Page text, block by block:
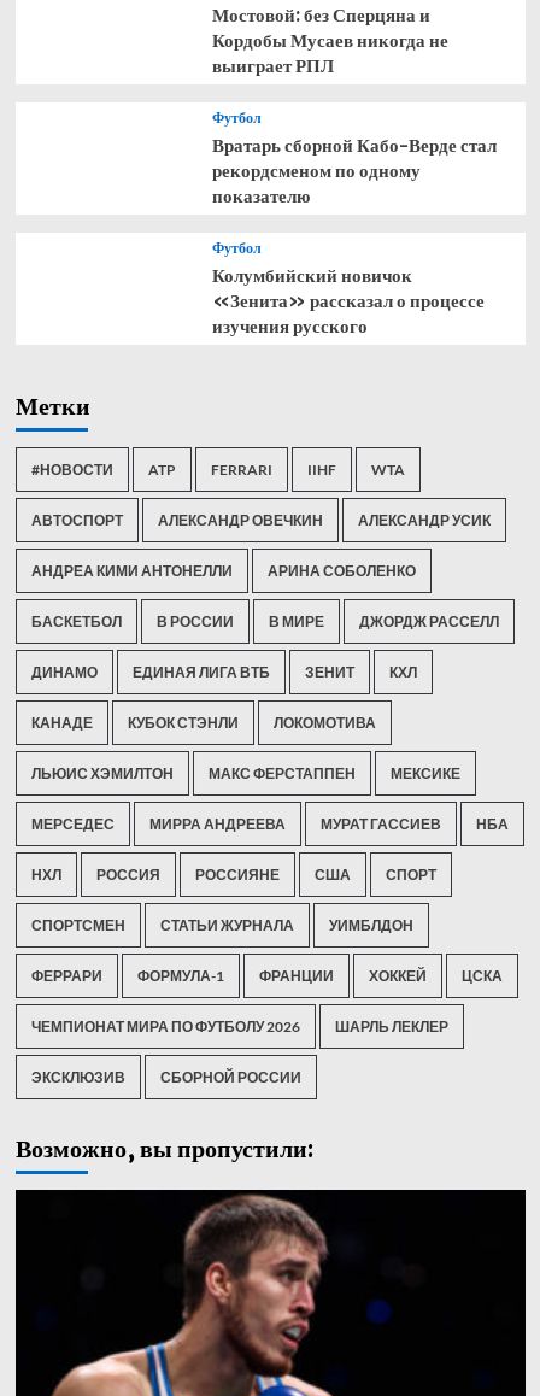
Мостовой: без Сперцяна и
Кордобы Мусаев никогда не
выиграет РПЛ
Футбол
Вратарь сборной Кабо-Верде стал
рекордсменом по одному
показателю
Футбол
Колумбийский новичок
«Зенита» рассказал о процессе
изучения русского
Метки
#НОВОСТИ ATP FERRARI IIHF WTA
АВТОСПОРТ АЛЕКСАНДР ОВЕЧКИН АЛЕКСАНДР УСИК
АНДРЕА КИМИ АНТОНЕЛЛИ АРИНА СОБОЛЕНКО
БАСКЕТБОЛ В РОССИИ В МИРЕ ДЖОРДЖ РАССЕЛЛ
ДИНАМО ЕДИНАЯ ЛИГА ВТБ ЗЕНИТ КХЛ
КАНАДЕ КУБОК СТЭНЛИ ЛОКОМОТИВА
ЛЬЮИС ХЭМИЛТОН МАКС ФЕРСТАППЕН МЕКСИКЕ
МЕРСЕДЕС МИРРА АНДРЕЕВА МУРАТ ГАССИЕВ НБА
НХЛ РОССИЯ РОССИЯНЕ США СПОРТ
СПОРТСМЕН СТАТЬИ ЖУРНАЛА УИМБЛДОН
ФЕРРАРИ ФОРМУЛА-1 ФРАНЦИИ ХОККЕЙ ЦСКА
ЧЕМПИОНАТ МИРА ПО ФУТБОЛУ 2026 ШАРЛЬ ЛЕКЛЕР
ЭКСКЛЮЗИВ СБОРНОЙ РОССИИ
Возможно, вы пропустили: